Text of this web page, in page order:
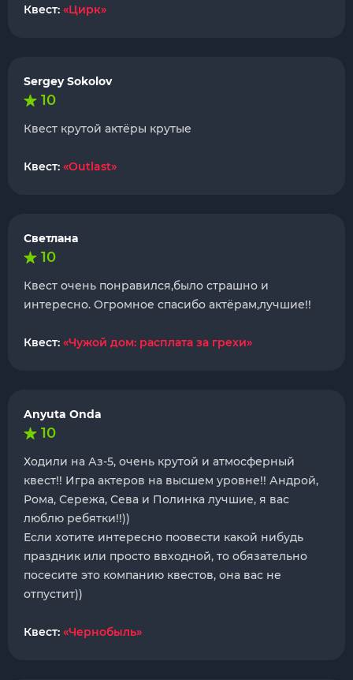
Квест: «Цирк»
Sergey Sokolov
10
Квест крутой актёры крутые
Квест: «Outlast»
Светлана
10
Квест очень понравился,было страшно и
интересно. Огромное спасибо актëрам,лучшие!!
Квест: «Чужой дом: расплата за грехи»
Anyuta Onda
10
Ходили на Аз-5, очень крутой и атмосферный
квест!! Игра актеров на высшем уровне!! Андрой,
Рома, Сережа, Сева и Полинка лучшие, я вас
люблю ребятки!!))
Если хотите интересно поовести какой нибудь
праздник или просто ввходной, то обязательно
посесите это компанию квестов, она вас не
отпустит))
Квест: «Чернобыль»